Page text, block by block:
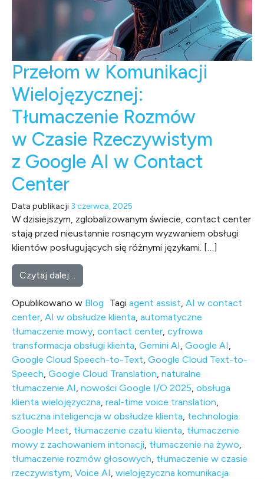
Przełom w Komunikacji
Wielojęzycznej:
Tłumaczenie Rozmów
w Czasie Rzeczywistym
z Google AI w Contact
Center
Data publikacji 3 czerwca, 2025
W dzisiejszym, zglobalizowanym świecie, contact center
stają przed nieustannie rosnącym wyzwaniem obsługi
klientów posługujących się różnymi językami. […]
Czytaj dalej…
Opublikowano w Blog Tagi agent assist, AI w contact
center, AI w obsłudze klienta, automatyczne
tłumaczenie mowy, contact center, cyfrowa
transformacja obsługi klienta, Gemini AI, Google AI,
Google Cloud Speech-to-Text, Google Cloud Text-to-
Speech, Google Cloud Translation, naturalne
tłumaczenie AI, nowości Google I/O 2025, obsługa
klienta wielojęzyczna, real-time voice translation,
sztuczna inteligencja w obsłudze klienta, technologia
Google Meet, tłumaczenie czatu klienta, tłumaczenie
mowy z zachowaniem intonacji, tłumaczenie na żywo,
tłumaczenie rozmów głosowych, tłumaczenie w czasie
rzeczywistym, Voice AI, wielojęzyczna komunikacja